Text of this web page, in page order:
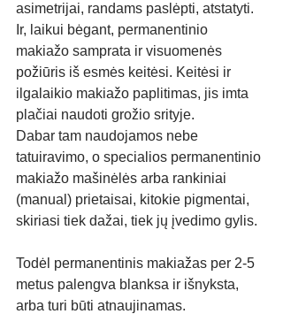
asimetrijai, randams paslėpti, atstatyti.
Ir, laikui bėgant, permanentinio
makiažo samprata ir visuomenės
požiūris iš esmės keitėsi. Keitėsi ir
ilgalaikio makiažo paplitimas, jis imta
plačiai naudoti grožio srityje.
Dabar tam naudojamos nebe
tatuiravimo, o specialios permanentinio
makiažo mašinėlės arba rankiniai
(manual) prietaisai, kitokie pigmentai,
skiriasi tiek dažai, tiek jų įvedimo gylis.
Todėl permanentinis makiažas per 2-5
metus palengva blanksa ir išnyksta,
arba turi būti atnaujinamas.